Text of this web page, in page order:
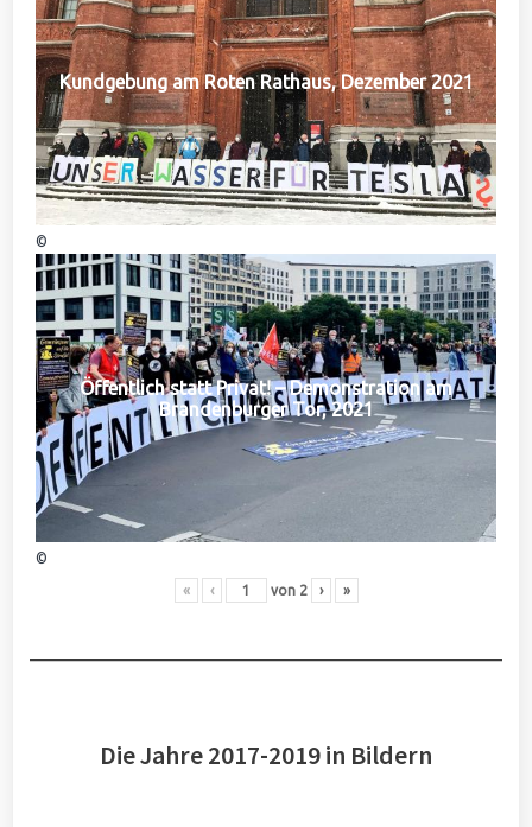
Kundgebung am Roten Rathaus, Dezember 2021
©
Öffentlich statt Privat! – Demonstration am
Brandenburger Tor, 2021
©
« ‹ von 2 › »
Die Jahre 2017-2019 in Bildern